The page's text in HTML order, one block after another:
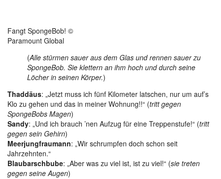
Fangt SpongeBob! ©
Paramount Global
(Alle stürmen sauer aus dem Glas und rennen sauer zu
SpongeBob. Sie klettern an ihm hoch und durch seine
Löcher in seinen Körper.)
Thaddäus: „Jetzt muss ich fünf Kilometer latschen, nur um auf’s
Klo zu gehen und das in meiner Wohnung!!“ (tritt gegen
SpongeBobs Magen)
Sandy: „Und ich brauch ’nen Aufzug für eine Treppenstufe!“ (tritt
gegen sein Gehirn)
Meerjungfraumann: „Wir schrumpfen doch schon seit
Jahrzehnten.“
Blaubarschbube: „Aber was zu viel ist, ist zu viel!“ (sie treten
gegen seine Augen)